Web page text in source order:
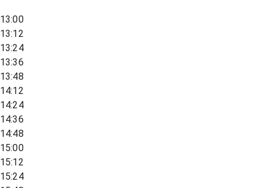
13:00
13:12
13:24
13:36
13:48
14:12
14:24
14:36
14:48
15:00
15:12
15:24